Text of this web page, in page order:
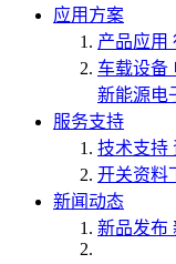
应用方案
产品应用
车载设备
新能源电
服务支持
技术支持
开关资料
新闻动态
新品发布